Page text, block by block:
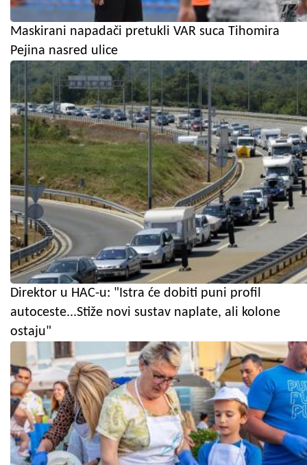
Maskirani napadači pretukli VAR suca Tihomira
Pejina nasred ulice
Direktor u HAC-u: "Istra će dobiti puni profil
autoceste...Stiže novi sustav naplate, ali kolone
ostaju"